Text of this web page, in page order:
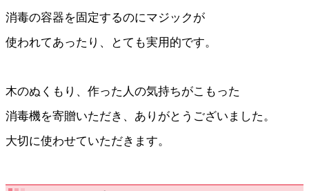
消毒の容器を固定するのにマジックが
使われてあったり、とても実用的です。
木のぬくもり、作った人の気持ちがこもった
消毒機を寄贈いただき、ありがとうございました。
大切に使わせていただきます。